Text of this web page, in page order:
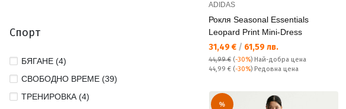
Спорт
БЯГАНЕ (4)
СВОБОДНО ВРЕМЕ (39)
ТРЕНИРОВКА (4)
ADIDAS
Рокля Seasonal Essentials
Leopard Print Mini-Dress
Текуща цена:
31,49 € / 61,59 лв.
44,99 € (-30%) Най-добра цена
Редовна цена:
44,99 € (-30%) Редовна цена
%